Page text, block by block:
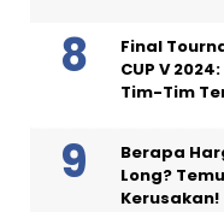
Final
CUP V
Tim-Tim
Berapa
Long?
Kerusakan!